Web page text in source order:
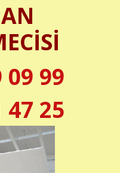
09 99
47 25